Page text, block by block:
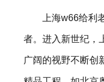
上海w66给利老
者。进入新世纪，
广阔的视野不断创